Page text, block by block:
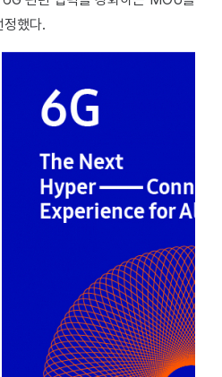
했다.